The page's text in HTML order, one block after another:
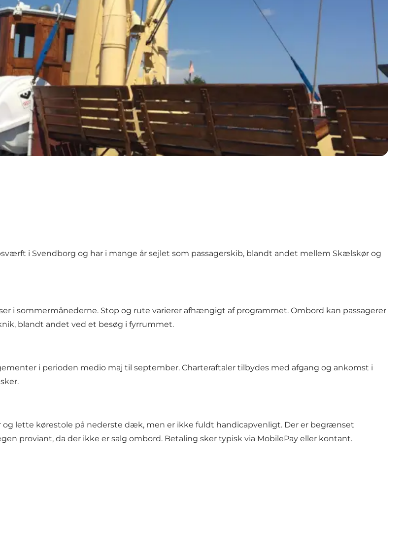
i Svendborg og har i mange år sejlet som passagerskib, blandt andet mellem Skælskør og
i sommermånederne. Stop og rute varierer afhængigt af programmet. Ombord kan passagerer
blandt andet ved et besøg i fyrrummet.
i perioden medio maj til september. Charteraftaler tilbydes med afgang og ankomst i
lette kørestole på nederste dæk, men er ikke fuldt handicapvenligt. Der er begrænset
proviant, da der ikke er salg ombord. Betaling sker typisk via MobilePay eller kontant.